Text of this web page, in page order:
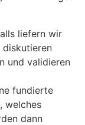
liefern wir
diskutieren
und validieren
fundierte
welches
dann